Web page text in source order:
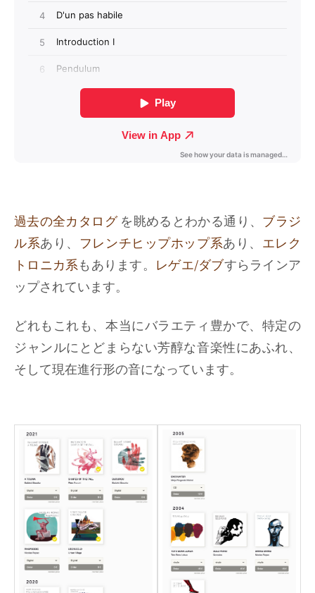
過去の全カタログを眺めるとわかる通り、 ブラジ
ル系あり、 フレンチヒップホップ系あり、 エレク
トロニカ系もあります。 レゲエ/ダブすらラインア
ップされています。
どれもこれも、本当にバラエティ豊かで、特定の
ジャンルにとどまらない芳醇な音楽性にあふれ、
そして現在進行形の音になっています。